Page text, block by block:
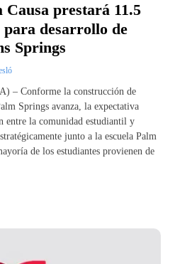
prestará 11.5
para desarrollo de
Springs
– Conforme la construcción de
Springs avanza, la expectativa
entre la comunidad estudiantil y
junto a la escuela Palm
de los estudiantes provienen de